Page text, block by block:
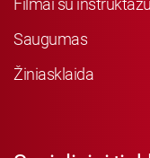
Filmai su instruktažu
Saugumas
Žiniasklaida